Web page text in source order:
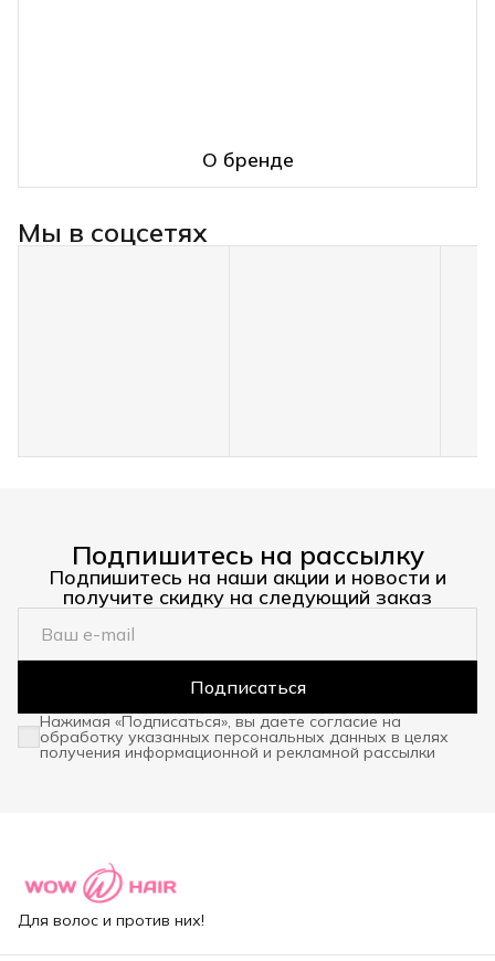
О бренде
Мы в соцсетях
Подпишитесь на рассылку
Подпишитесь на наши акции и новости и
получите скидку на следующий заказ
Подписаться
Нажимая «Подписаться», вы даете согласие на
обработку указанных персональных данных в целях
получения информационной и рекламной рассылки
Для волос и против них!